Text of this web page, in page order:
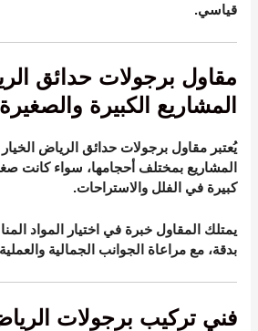
قياسي.
مقاول برجولات حدائق
المشاريع الكبيرة والصغيرة
يُعتبر مقاول برجولات حدائق الرياض
المشاريع بمختلف أحجامها، سواء كانت
كبيرة في الفلل والاستراحات.
يمتلك المقاول خبرة في اختيار المواد
بدقة، مع مراعاة الجوانب الجمالية
فني تركيب برجولات